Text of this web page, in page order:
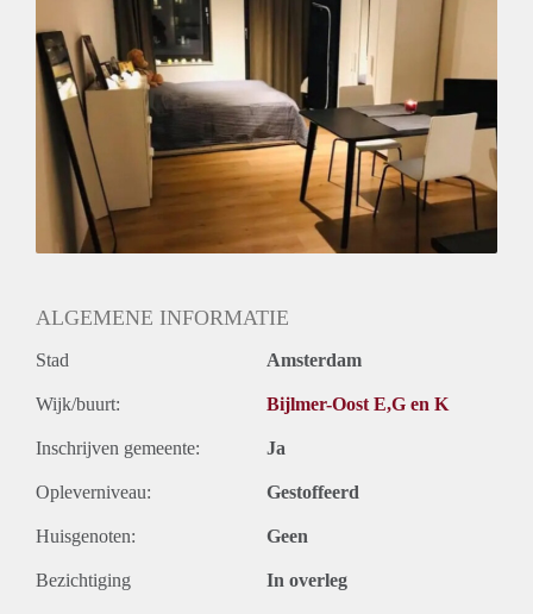
ALGEMENE INFORMATIE
Stad Amsterdam
Wijk/buurt: Bijlmer-Oost E,G en K
Inschrijven gemeente: Ja
Opleverniveau: Gestoffeerd
Huisgenoten: Geen
Bezichtiging In overleg